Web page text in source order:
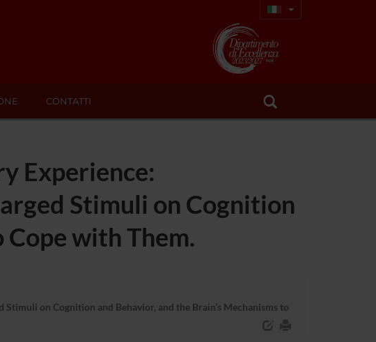
CONTATTI
Experience:
Stimuli on Cognition
Cope with Them.
on Cognition and Behavior, and the Brain’s Mechanisms to